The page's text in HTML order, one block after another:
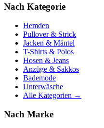
Nach Kategorie
Hemden
Pullover & Strick
Jacken & Mäntel
T-Shirts & Polos
Hosen & Jeans
Anzüge & Sakkos
Bademode
Unterwäsche
Alle Kategorien →
Nach Marke